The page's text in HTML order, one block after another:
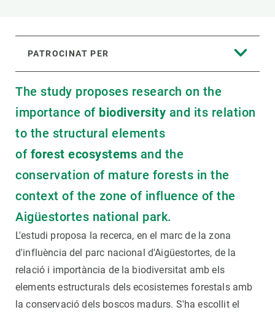
PATROCINAT PER
The study proposes research on the
importance of biodiversity and its relation
to the structural elements
of forest ecosystems and the
conservation of mature forests in the
context of the zone of influence of the
Aigüestortes national park.
L'estudi proposa la recerca, en el marc de la zona
d'influència del parc nacional d'Aigüestortes, de la
relació i importància de la biodiversitat amb els
elements estructurals dels ecosistemes forestals amb
la conservació dels boscos madurs. S'ha escollit el